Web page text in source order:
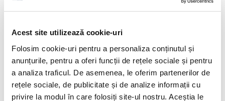
Acest site utilizează cookie-uri
Folosim cookie-uri pentru a personaliza conținutul și
anunțurile, pentru a oferi funcții de rețele sociale și pentru
a analiza traficul. De asemenea, le oferim partenerilor de
rețele sociale, de publicitate și de analize informații cu
privire la modul în care folosiți site-ul nostru. Aceștia le
CZ.NIC, EURid, IGF Czechia, Internet Society, and
recognised specialist in disinformation and conspiracy
governance, this is an opportunity to engage with key
stakeholders. Register today and be part of the
conversation!